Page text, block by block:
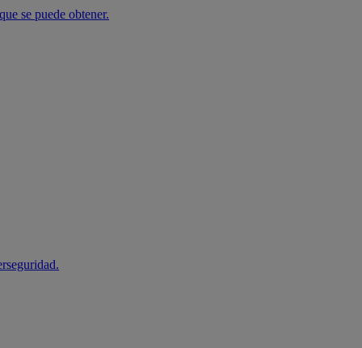
se puede obtener.